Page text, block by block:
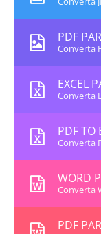
PDF
Converta
EXCEL
Converta
PDF TO
Converta
WORD
Converta
PDF